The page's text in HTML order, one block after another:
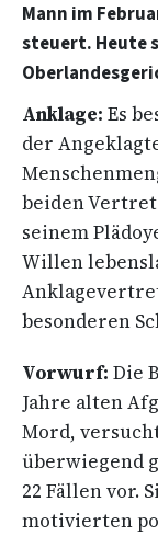
Mann im
steuert. Heute
Anklage: Es
der
beiden
seinem
Willen
besonderen
Vorwurf: Die
Jahre alten
Mord,
überwiegend
22 Fällen vor.
motivierten